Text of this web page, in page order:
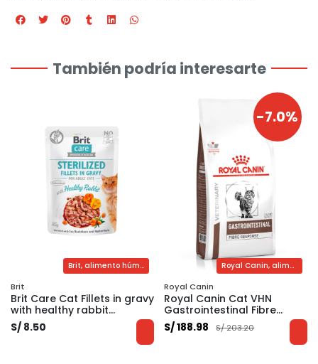
También podría interesarte
Brit, alimento húmedo para gatos esterilizados de conejo
Brit
Brit Care Cat Fillets in gravy
with healthy rabbit
Sterilized 85 g
S/ 8.50
-7.0%
Royal Canin, alimento medicado gastrointestinal para gatos
Royal Canin
Royal Canin Cat VHN
Gastrointestinal Fibre
Response 2 kg
S/ 188.98 S/ 203.20